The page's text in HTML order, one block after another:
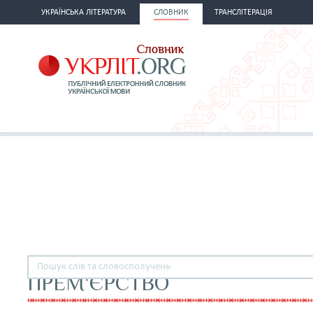
УКРАЇНСЬКА ЛІТЕРАТУРА СЛОВНИК ТРАНСЛІТЕРАЦІЯ
ПРЕМ'ЄРСТВО